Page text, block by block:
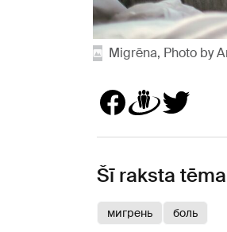
Migrēna, Photo by
Šī raksta
мигрень боль